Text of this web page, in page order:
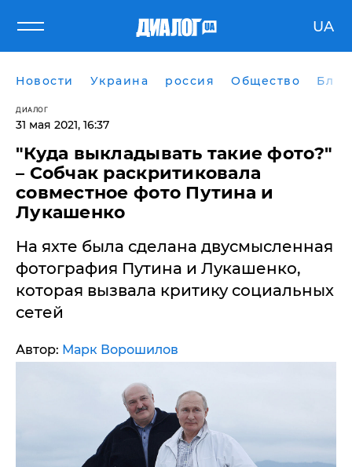
UA
Новости Украина россия Общество
ДИАЛОГ
31 мая 2021, 16:37
"Куда выкладывать такие фото?"
– Собчак раскритиковала
совместное фото Путина и
Лукашенко
На яхте была сделана двусмысленная
фотография Путина и Лукашенко,
которая вызвала критику социальных
сетей
Автор: Марк Ворошилов